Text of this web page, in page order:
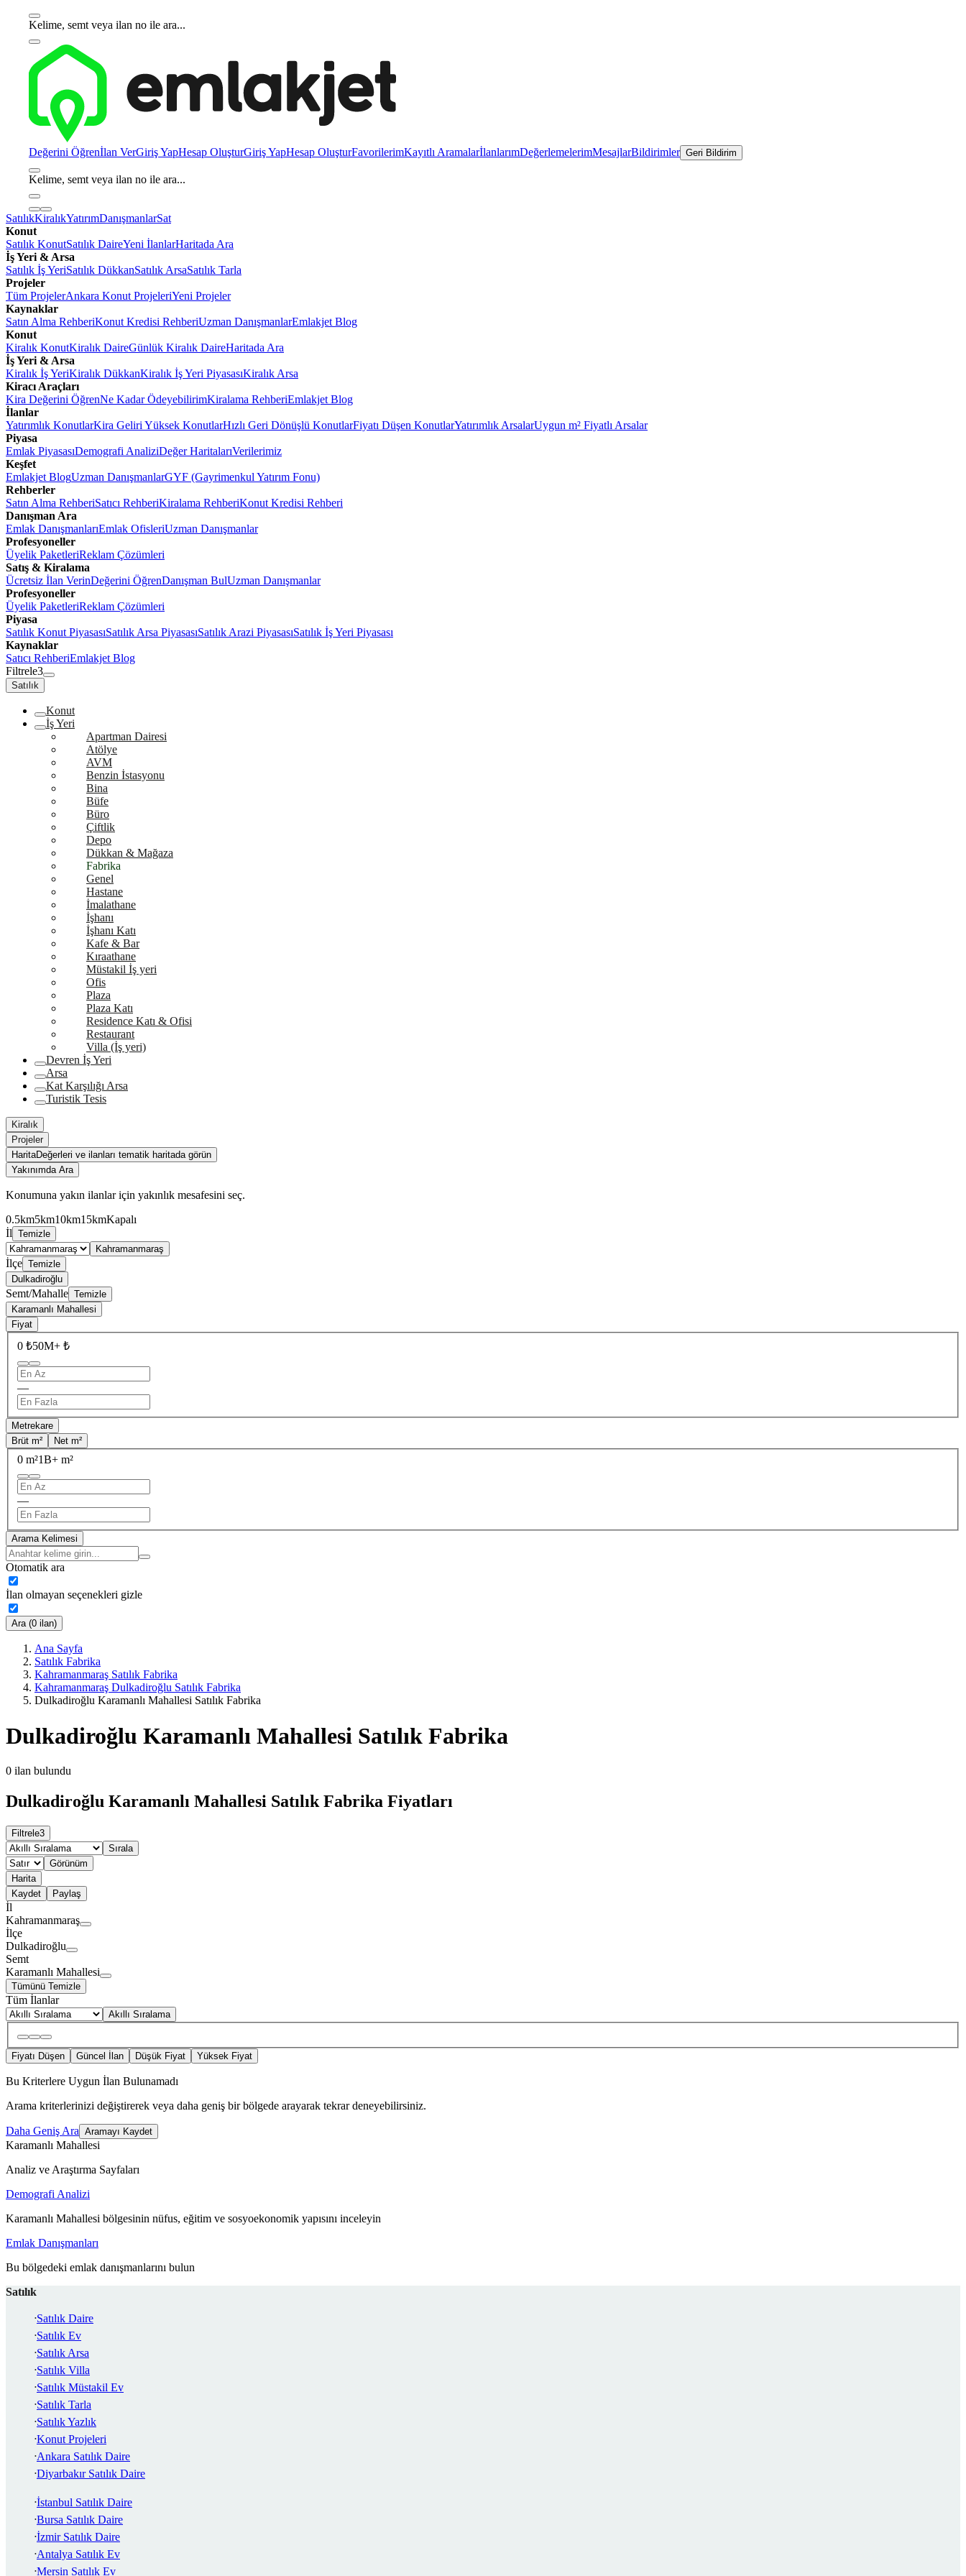
Kelime, semt veya ilan no ile ara...
Değerini Öğrenİlan VerGiriş YapHesap OluşturGiriş YapHesap OluşturFavorilerimKayıtlı AramalarİlanlarımDeğerlemelerimMesajlarBildirimler Geri Bildirim
Kelime, semt veya ilan no ile ara...
SatılıkKiralıkYatırımDanışmanlarSat
Konut
Satılık KonutSatılık DaireYeni İlanlarHaritada Ara
İş Yeri & Arsa
Satılık İş YeriSatılık DükkanSatılık ArsaSatılık Tarla
Projeler
Tüm ProjelerAnkara Konut ProjeleriYeni Projeler
Kaynaklar
Satın Alma RehberiKonut Kredisi RehberiUzman DanışmanlarEmlakjet Blog
Konut
Kiralık KonutKiralık DaireGünlük Kiralık DaireHaritada Ara
İş Yeri & Arsa
Kiralık İş YeriKiralık DükkanKiralık İş Yeri PiyasasıKiralık Arsa
Kiracı Araçları
Kira Değerini ÖğrenNe Kadar ÖdeyebilirimKiralama RehberiEmlakjet Blog
İlanlar
Yatırımlık KonutlarKira Geliri Yüksek KonutlarHızlı Geri Dönüşlü KonutlarFiyatı Düşen KonutlarYatırımlık ArsalarUygun m² Fiyatlı Arsalar
Piyasa
Emlak PiyasasıDemografi AnaliziDeğer HaritalarıVerilerimiz
Keşfet
Emlakjet BlogUzman DanışmanlarGYF (Gayrimenkul Yatırım Fonu)
Rehberler
Satın Alma RehberiSatıcı RehberiKiralama RehberiKonut Kredisi Rehberi
Danışman Ara
Emlak DanışmanlarıEmlak OfisleriUzman Danışmanlar
Profesyoneller
Üyelik PaketleriReklam Çözümleri
Satış & Kiralama
Ücretsiz İlan VerinDeğerini ÖğrenDanışman BulUzman Danışmanlar
Profesyoneller
Üyelik PaketleriReklam Çözümleri
Piyasa
Satılık Konut PiyasasıSatılık Arsa PiyasasıSatılık Arazi PiyasasıSatılık İş Yeri Piyasası
Kaynaklar
Satıcı RehberiEmlakjet Blog
Filtrele3
Satılık
Konut
İş Yeri
Apartman Dairesi
Atölye
AVM
Benzin İstasyonu
Bina
Büfe
Büro
Çiftlik
Depo
Dükkan & Mağaza
Fabrika
Genel
Hastane
İmalathane
İşhanı
İşhanı Katı
Kafe & Bar
Kıraathane
Müstakil İş yeri
Ofis
Plaza
Plaza Katı
Residence Katı & Ofisi
Restaurant
Villa (İş yeri)
Devren İş Yeri
Arsa
Kat Karşılığı Arsa
Turistik Tesis
Kiralık
Projeler
HaritaDeğerleri ve ilanları tematik haritada görün
Yakınımda Ara
Konumuna yakın ilanlar için yakınlık mesafesini seç.
0.5km5km10km15kmKapalı
İl Temizle
Kahramanmaraş
İlçe Temizle
Dulkadiroğlu
Semt/Mahalle Temizle
Karamanlı Mahallesi
Fiyat
0 ₺50M+ ₺
—
Metrekare
Brüt m²
Net m²
0 m²1B+ m²
—
Arama Kelimesi
Otomatik ara
İlan olmayan seçenekleri gizle
Ara (0 ilan)
Ana Sayfa
Satılık Fabrika
Kahramanmaraş Satılık Fabrika
Kahramanmaraş Dulkadiroğlu Satılık Fabrika
Dulkadiroğlu Karamanlı Mahallesi Satılık Fabrika
Dulkadiroğlu Karamanlı Mahallesi Satılık Fabrika
0 ilan bulundu
Dulkadiroğlu Karamanlı Mahallesi Satılık Fabrika Fiyatları
Filtrele3
Sırala
Görünüm
Harita
Kaydet
Paylaş
İl
Kahramanmaraş
İlçe
Dulkadiroğlu
Semt
Karamanlı Mahallesi
Tümünü Temizle
Tüm İlanlar
Akıllı Sıralama
Fiyatı Düşen Güncel İlan Düşük Fiyat Yüksek Fiyat
Bu Kriterlere Uygun İlan Bulunamadı
Arama kriterlerinizi değiştirerek veya daha geniş bir bölgede arayarak tekrar deneyebilirsiniz.
Daha Geniş Ara Aramayı Kaydet
Karamanlı Mahallesi
Analiz ve Araştırma Sayfaları
Demografi Analizi
Karamanlı Mahallesi bölgesinin nüfus, eğitim ve sosyoekonomik yapısını inceleyin
Emlak Danışmanları
Bu bölgedeki emlak danışmanlarını bulun
Satılık
Satılık Daire
Satılık Ev
Satılık Arsa
Satılık Villa
Satılık Müstakil Ev
Satılık Tarla
Satılık Yazlık
Konut Projeleri
Ankara Satılık Daire
Diyarbakır Satılık Daire
İstanbul Satılık Daire
Bursa Satılık Daire
İzmir Satılık Daire
Antalya Satılık Ev
Mersin Satılık Ev